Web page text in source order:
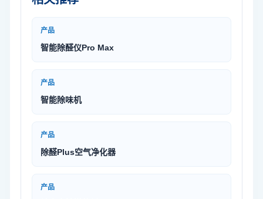
产品
智能除醛仪Pro Max
产品
智能除味机
产品
除醛Plus空气净化器
产品